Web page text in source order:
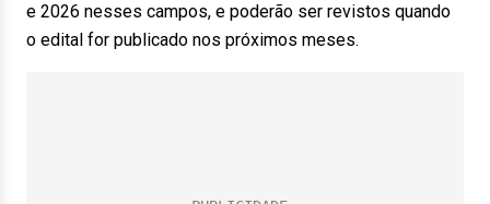
e 2026 nesses campos, e poderão ser revistos quando
o edital for publicado nos próximos meses.